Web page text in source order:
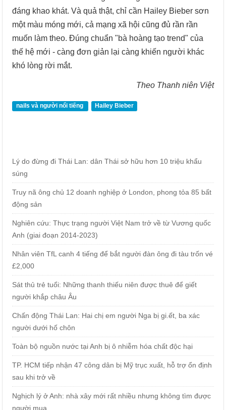
đáng khao khát. Và quả thật, chỉ cần Hailey Bieber sơn
một màu móng mới, cả mạng xã hội cũng đủ rần rần
muốn làm theo. Đúng chuẩn "bà hoàng tạo trend" của
thế hệ mới - càng đơn giản lại càng khiến người khác
khó lòng rời mắt.
Theo Thanh niên Việt
nails và người nổi tiếng Hailey Bieber
Lý do đừng đi Thái Lan: dân Thái sở hữu hơn 10 triệu khẩu
súng
Truy nã ông chủ 12 doanh nghiệp ở London, phong tỏa 85 bất
động sản
Nghiên cứu: Thực trạng người Việt Nam trở về từ Vương quốc
Anh (giai đoạn 2014-2023)
Nhân viên TfL canh 4 tiếng để bắt người đàn ông đi tàu trốn vé
£2,000
Sát thủ trẻ tuổi: Những thanh thiếu niên được thuê để giết
người khắp châu Âu
Chấn động Thái Lan: Hai chị em người Nga bị gi.ết, ba xác
người dưới hố chôn
Toàn bộ nguồn nước tại Anh bị ô nhiễm hóa chất độc hại
TP. HCM tiếp nhận 47 công dân bị Mỹ trục xuất, hỗ trợ ổn định
sau khi trở về
Nghịch lý ở Anh: nhà xây mới rất nhiều nhưng không tìm được
người mua